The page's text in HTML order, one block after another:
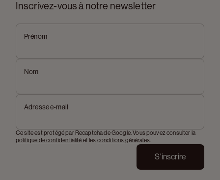
Inscrivez-vous à notre newsletter
Prénom
Nom
Adresse e-mail
Ce site est protégé par Recaptcha de Google. Vous pouvez consulter la
politique de confidentialité et les conditions générales.
S'inscrire